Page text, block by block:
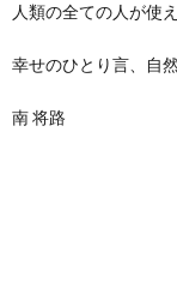
人類の全ての人が使
幸せのひとり言、自
南 将路